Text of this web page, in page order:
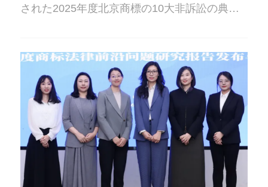
された2025年度北京商標の10大非訴訟の典型